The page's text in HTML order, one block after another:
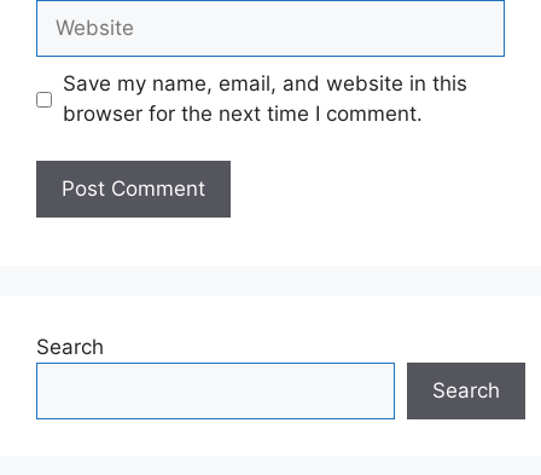
Website
Save my name, email, and website in this
browser for the next time I comment.
Search
Search